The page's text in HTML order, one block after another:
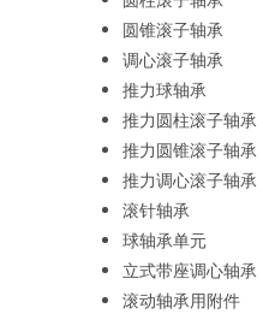
圆锥滚子轴承
调心滚子轴承
推力球轴承
推力圆柱滚子轴承
推力圆锥滚子轴承
推力调心滚子轴承
滚针轴承
球轴承单元
立式带座调心轴承
滚动轴承用附件